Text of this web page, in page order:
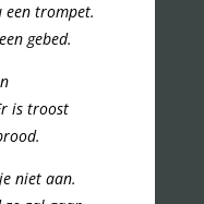
een trompet.
gebed.
is troost
niet aan.